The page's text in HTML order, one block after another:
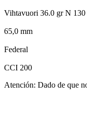
Vihtavuori 36.0 gr N 130
65,0 mm
Federal
CCI 200
Atención: Dado de que